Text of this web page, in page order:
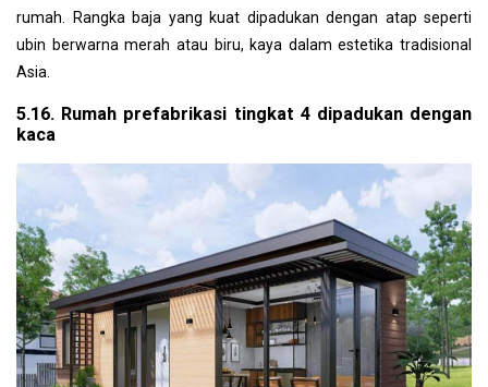
rumah. Rangka baja yang kuat dipadukan dengan atap seperti
ubin berwarna merah atau biru, kaya dalam estetika tradisional
Asia.
5.16. Rumah prefabrikasi tingkat 4 dipadukan dengan
kaca